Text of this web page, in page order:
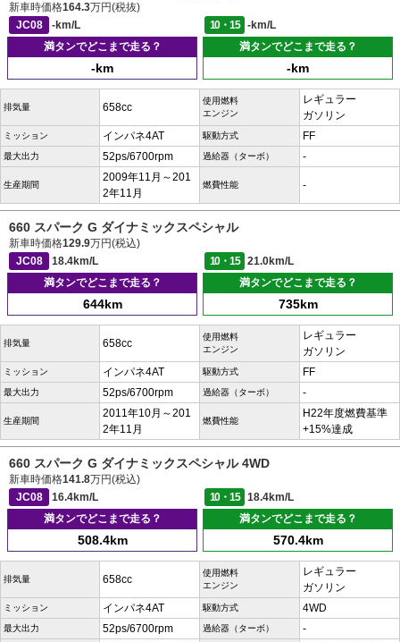
新車時価格164.3万円(税抜)
JC08
-km/L 10・15
-km/L
満タンでどこまで走る？
-km
満タンでどこまで走る？
-km
排気量 658cc
使用燃料
エンジン
レギュラー
ガソリン
ミッション インパネ4AT 駆動方式 FF
最大出力 52ps/6700rpm 過給器（ターボ） -
生産期間
2009年11月～201
2年11月
燃費性能 -
660 スパーク G ダイナミックスペシャル
新車時価格129.9万円(税込)
JC08
18.4km/L 10・15
21.0km/L
満タンでどこまで走る？
644km
満タンでどこまで走る？
735km
排気量 658cc
使用燃料
エンジン
レギュラー
ガソリン
ミッション インパネ4AT 駆動方式 FF
最大出力 52ps/6700rpm 過給器（ターボ） -
生産期間
2011年10月～201
2年11月
燃費性能
H22年度燃費基準
+15%達成
660 スパーク G ダイナミックスペシャル 4WD
新車時価格141.8万円(税込)
JC08
16.4km/L 10・15
18.4km/L
満タンでどこまで走る？
508.4km
満タンでどこまで走る？
570.4km
排気量 658cc
使用燃料
エンジン
レギュラー
ガソリン
ミッション インパネ4AT 駆動方式 4WD
最大出力 52ps/6700rpm 過給器（ターボ） -